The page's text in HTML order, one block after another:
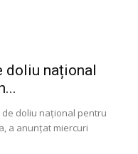
doliu național
doliu național pentru
a anunțat miercuri